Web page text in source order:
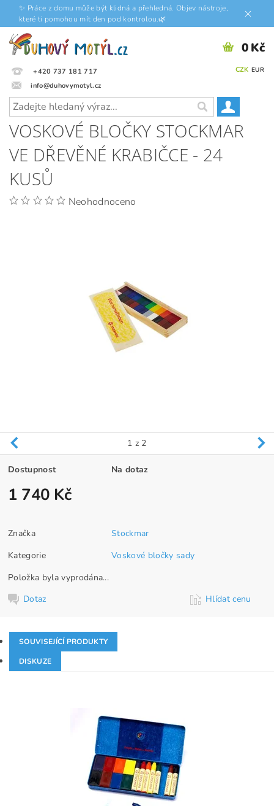
✨ Práce z domu může být klidná a přehledná. Objev nástroje,
které ti pomohou mít den pod kontrolou.🌿
+420 737 181 717
info@duhovymotyl.cz
CZK EUR
0 Kč
VOSKOVÉ BLOČKY STOCKMAR
VE DŘEVĚNÉ KRABIČCE - 24
KUSŮ
Neohodnoceno
1 z 2
Dostupnost Na dotaz
1 740 Kč
Značka
Stockmar
Kategorie
Voskové bločky sady
Položka byla vyprodána...
Dotaz
Hlídat cenu
SOUVISEJÍCÍ PRODUKTY
DISKUZE